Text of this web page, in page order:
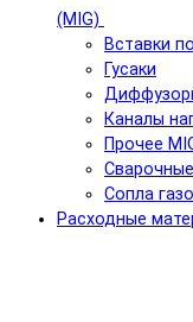
(MIG)
Вставки
Гусаки
Каналы
Прочее
Сопла
Расходные